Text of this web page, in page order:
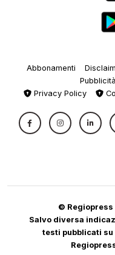
Abbonamenti
Pubblicità
Privacy Policy
©
Salvo diversa
testi pubblicati su